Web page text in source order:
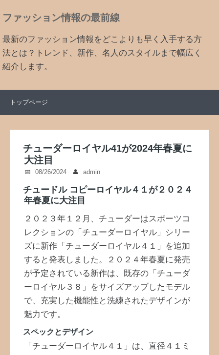
ファッション情報の最前線
最新のファッション情報をどこよりも早く入手する方
法とは？トレンド、新作、名人のスタイルまで幅広く
紹介します。
トップページ
チューダーロイヤル41が2024年春夏に
大注目
08/26/2024 admin
チュードル コピーロイヤル４１が２０２４
年春夏に大注目
２０２３年１２月、チューダーはスポーツコ
レクションの「チューダーロイヤル」シリー
ズに新作「チューダーロイヤル４１」を追加
すると発表しました。２０２４年春夏に発売
が予定されている新作は、既存の「チューダ
ーロイヤル３８」をサイズアップしたモデル
で、充実した機能性と洗練されたデザインが
魅力です。
スペックとデザイン
「チューダーロイヤル４１」は、直径４１ミ